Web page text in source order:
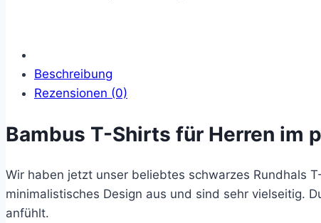
Beschreibung
Rezensionen (0)
Bambus T-Shirts für Herren im
Wir haben jetzt unser beliebtes schwarzes Rundhals
minimalistisches Design aus und sind sehr vielseitig.
anfühlt.